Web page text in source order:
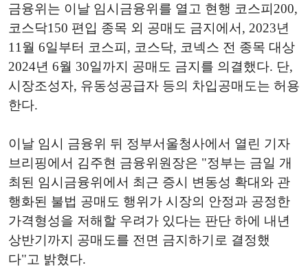
금융위는 이날 임시금융위를 열고 현행 코스피200,
코스닥150 편입 종목 외 공매도 금지에서, 2023년
11월 6일부터 코스피, 코스닥, 코넥스 전 종목 대상
2024년 6월 30일까지 공매도 금지를 의결했다. 단,
시장조성자, 유동성공급자 등의 차입공매도는 허용
한다.
이날 임시 금융위 뒤 정부서울청사에서 열린 기자
브리핑에서 김주현 금융위원장은 "정부는 금일 개
최된 임시금융위에서 최근 증시 변동성 확대와 관
행화된 불법 공매도 행위가 시장의 안정과 공정한
가격형성을 저해할 우려가 있다는 판단 하에 내년
상반기까지 공매도를 전면 금지하기로 결정했
다"고 밝혔다.